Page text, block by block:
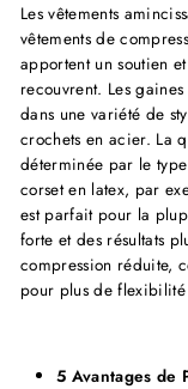
Les vêtements
vêtements de
apportent un soutien
recouvrent. Les
dans une variété de
crochets en acier. La
déterminée par le
corset en latex, par
est parfait pour la
forte et des résultats
compression réduite,
pour plus de
5 Avantages de